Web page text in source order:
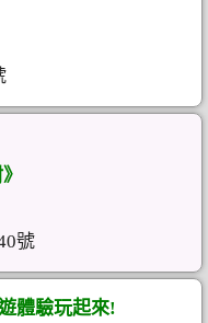
號
體驗玩起來!